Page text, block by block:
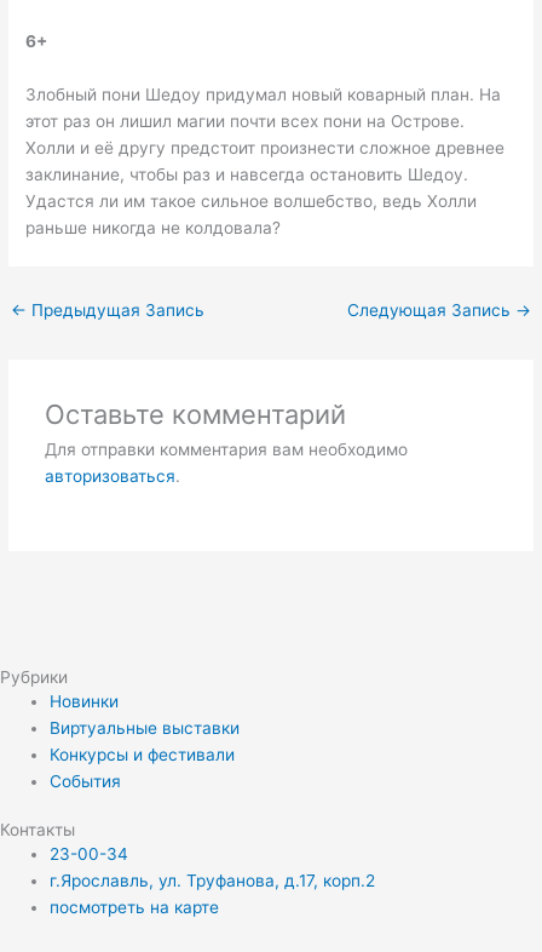
6+
Злобный пони Шедоу придумал новый коварный план. На
этот раз он лишил магии почти всех пони на Острове.
Холли и её другу предстоит произнести сложное древнее
заклинание, чтобы раз и навсегда остановить Шедоу.
Удастся ли им такое сильное волшебство, ведь Холли
раньше никогда не колдовала?
← Предыдущая Запись Следующая Запись →
Оставьте комментарий
Для отправки комментария вам необходимо
авторизоваться.
Рубрики
Новинки
Виртуальные выставки
Конкурсы и фестивали
События
Контакты
23-00-34
г.Ярославль, ул. Труфанова, д.17, корп.2
посмотреть на карте